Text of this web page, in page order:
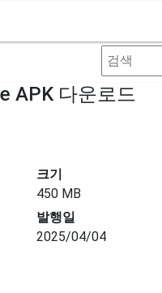
APK 다운로드
크기
450 MB
발행일
2025/04/04